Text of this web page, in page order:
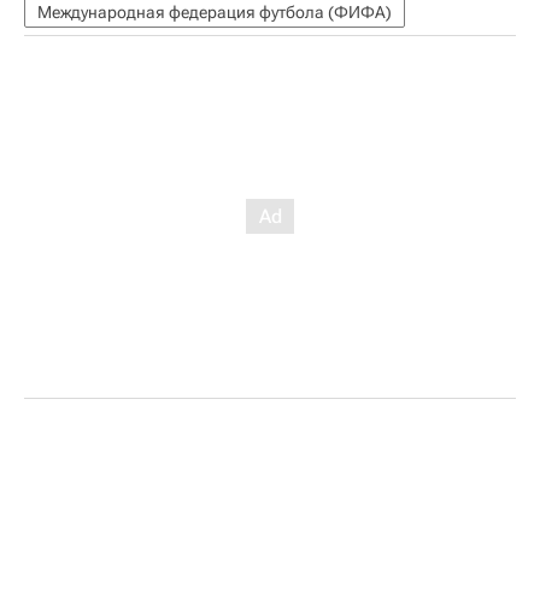
Международная федерация футбола (ФИФА)